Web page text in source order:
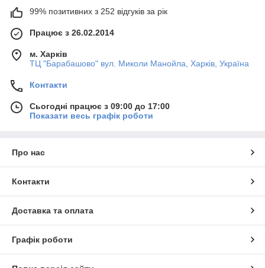
Змішувальний вузол: Змішувальний вузол
водидля підтримки оптимальної температури
Зливний кран: Цей компонент використовується для
зливу води з системи, наприклад, під час
обслуговування або ремонту.
відповідність стандартам безпеки та сумісність з іншими
елементами системи.
інтернет-магазині «Водяний».
99% позитивних з 252 відгуків за рік
Працює з 26.02.2014
м. Харків
ТЦ "Барабашово" вул. Миколи Манойла, Харків, Україна
Контакти
Сьогодні працює з 09:00 до 17:00
Показати весь графік роботи
Про нас
Контакти
Доставка та оплата
Графік роботи